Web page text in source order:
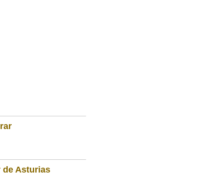
de Asturias